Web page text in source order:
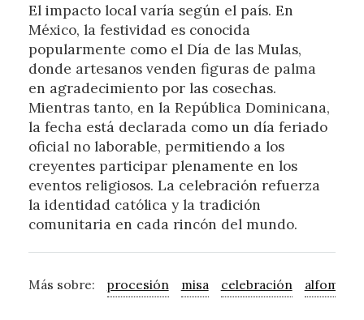
El impacto local varía según el país. En
México, la festividad es conocida
popularmente como el Día de las Mulas,
donde artesanos venden figuras de palma
en agradecimiento por las cosechas.
Mientras tanto, en la República Dominicana,
la fecha está declarada como un día feriado
oficial no laborable, permitiendo a los
creyentes participar plenamente en los
eventos religiosos. La celebración refuerza
la identidad católica y la tradición
comunitaria en cada rincón del mundo.
Más sobre: procesión misa celebración alfombra